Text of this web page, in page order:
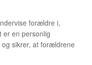
forældre i,
er en personlig
sikrer, at forældrene